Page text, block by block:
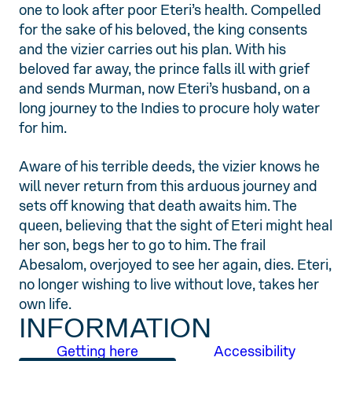
one to look after poor Eteri’s health. Compelled
for the sake of his beloved, the king consents
and the vizier carries out his plan. With his
beloved far away, the prince falls ill with grief
and sends Murman, now Eteri’s husband, on a
long journey to the Indies to procure holy water
for him.
Aware of his terrible deeds, the vizier knows he
will never return from this arduous journey and
sets off knowing that death awaits him. The
queen, believing that the sight of Eteri might heal
her son, begs her to go to him. The frail
Abesalom, overjoyed to see her again, dies. Eteri,
no longer wishing to live without love, takes her
own life.
INFORMATION
Getting here Accessibility